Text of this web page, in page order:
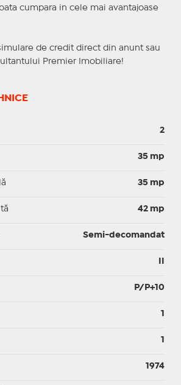
cumpara in cele mai avantajoase
de credit direct din anunt sau
Premier Imobiliare!
2
35 mp
35 mp
42 mp
Semi-decomandat
P/P+10
1
1
1974